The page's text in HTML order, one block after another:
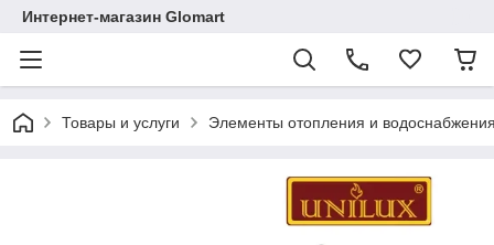
Интернет-магазин Glomart
Товары и услуги Элементы отопления и